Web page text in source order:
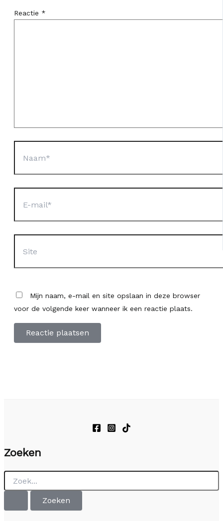
Reactie *
mail*
Mijn naam, e-mail en site opslaan in deze browser
voor de volgende keer wanneer ik een reactie plaats.
Zoeken
Zoek
naar: